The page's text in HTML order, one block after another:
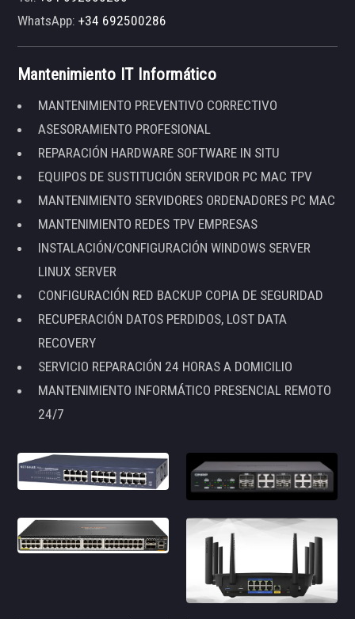
WhatsApp:+34 692500286
Mantenimiento IT Informático
MANTENIMIENTO PREVENTIVO CORRECTIVO
ASESORAMIENTO PROFESIONAL
REPARACIÓN HARDWARE SOFTWARE IN SITU
EQUIPOS DE SUSTITUCIÓN SERVIDOR PC MAC TPV
MANTENIMIENTO SERVIDORES ORDENADORES PC MAC
MANTENIMIENTO REDES TPV EMPRESAS
INSTALACIÓN/CONFIGURACIÓN WINDOWS SERVER
LINUX SERVER
CONFIGURACIÓN RED BACKUP COPIA DE SEGURIDAD
RECUPERACIÓN DATOS PERDIDOS, LOST DATA
RECOVERY
SERVICIO REPARACIÓN 24 HORAS A DOMICILIO
MANTENIMIENTO INFORMÁTICO PRESENCIAL REMOTO
24/7